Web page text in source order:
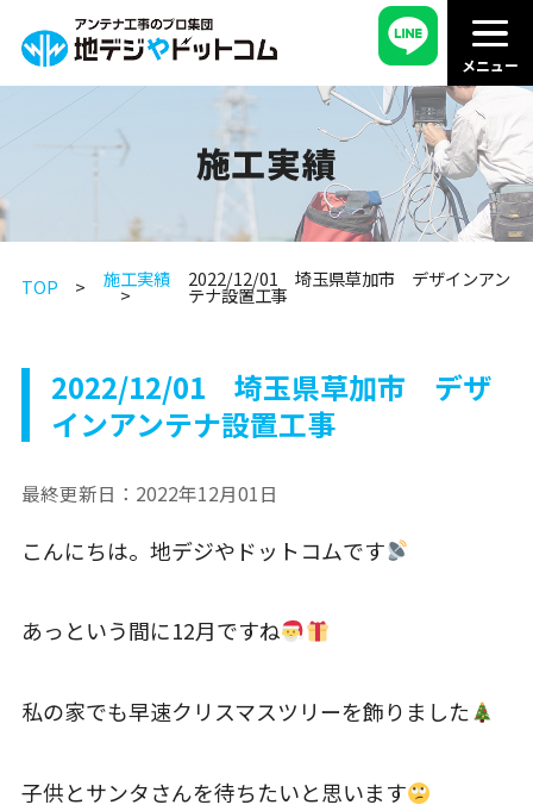
施工実績
TOP 施工実績 2022/12/01 埼玉県草加市 デザインアン
テナ設置工事
2022/12/01 埼玉県草加市 デザ
インアンテナ設置工事
最終更新日： 2022年12月01日
こんにちは。地デジやドットコムです
あっという間に12月ですね
私の家でも早速クリスマスツリーを飾りました
子供とサンタさんを待ちたいと思います